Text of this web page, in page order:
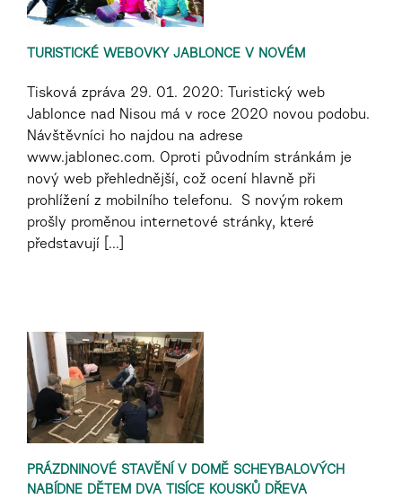
TURISTICKÉ WEBOVKY JABLONCE V NOVÉM
Tisková zpráva 29. 01. 2020: Turistický web
Jablonce nad Nisou má v roce 2020 novou podobu.
Návštěvníci ho najdou na adrese
www.jablonec.com. Oproti původním stránkám je
nový web přehlednější, což ocení hlavně při
prohlížení z mobilního telefonu. S novým rokem
prošly proměnou internetové stránky, které
představují [...]
PRÁZDNINOVÉ STAVĚNÍ V DOMĚ SCHEYBALOVÝCH
NABÍDNE DĚTEM DVA TISÍCE KOUSKŮ DŘEVA